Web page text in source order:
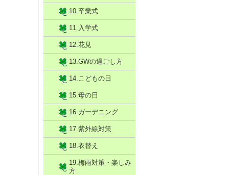
10.卒業式
11.入学式
12.花見
13.GWの過ごし方
14.こどもの日
15.母の日
16.ガーデニング
17.紫外線対策
18.衣替え
19.梅雨対策・楽しみ
方